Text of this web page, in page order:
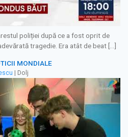
poliției după ce a fost oprit de
tragedie. Era atât de beat […]
MONDIALE
| Dolj